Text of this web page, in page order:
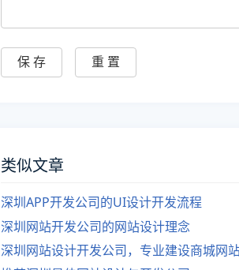
类似文章
深圳APP开发公司的UI设计开发流程
深圳网站开发公司的网站设计理念
深圳网站设计开发公司，专业建设商城网